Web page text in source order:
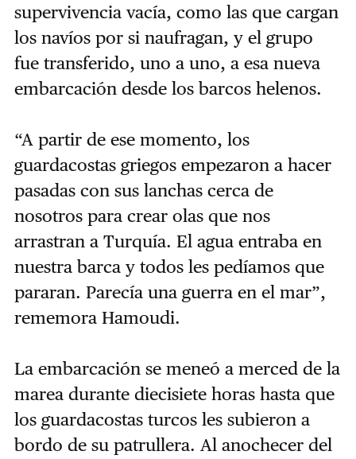
supervivencia vacía, como las que cargan
los navíos por si naufragan, y el grupo
fue transferido, uno a uno, a esa nueva
embarcación desde los barcos helenos.
“A partir de ese momento, los
guardacostas griegos empezaron a hacer
pasadas con sus lanchas cerca de
nosotros para crear olas que nos
arrastran a Turquía. El agua entraba en
nuestra barca y todos les pedíamos que
pararan. Parecía una guerra en el mar”,
rememora Hamoudi.
La embarcación se meneó a merced de la
marea durante diecisiete horas hasta que
los guardacostas turcos les subieron a
bordo de su patrullera. Al anochecer del